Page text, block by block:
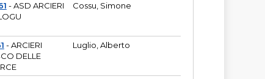
- ASD ARCIERI
Cossu, Simone
- ARCIERI
DELLE
Luglio, Alberto